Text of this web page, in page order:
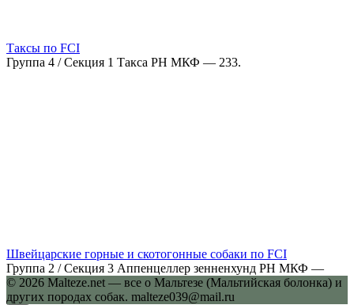
Таксы по FCI
Группа 4 / Секция 1 Такса РН МКФ — 233.
Швейцарские горные и скотогонные собаки по FCI
Группа 2 / Секция 3 Аппенцеллер зенненхунд РН МКФ —
© 2026 Malteze.net — все о Мальтезе (Мальтийская болонка) и
других породах собак. malteze039@mail.ru